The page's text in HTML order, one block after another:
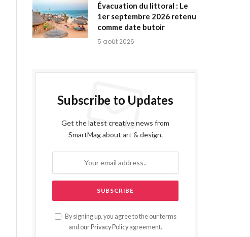
Évacuation du littoral : Le
1er septembre 2026 retenu
comme date butoir
5 août 2026
Subscribe to Updates
Get the latest creative news from
SmartMag about art & design.
By signing up, you agree to the our terms
and our Privacy Policy agreement.